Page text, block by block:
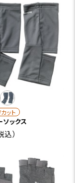
ット
ックス
込）